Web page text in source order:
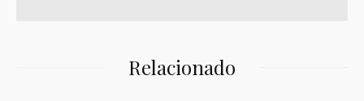
Relacionado